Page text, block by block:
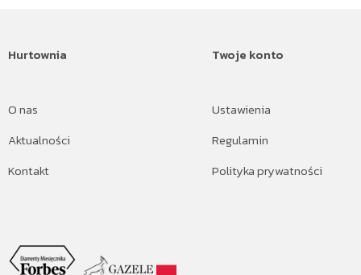
Hurtownia
O nas
Aktualności
Kontakt
Twoje konto
Ustawienia
Regulamin
Polityka prywatności